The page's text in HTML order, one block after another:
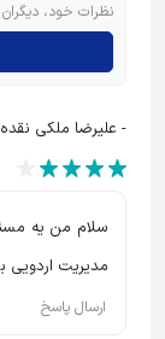
این رو برنامه
نظرات خود،
- علیرضا ملکی نقده
سلام من یه
مدیریت اردویی
ارسال پاسخ